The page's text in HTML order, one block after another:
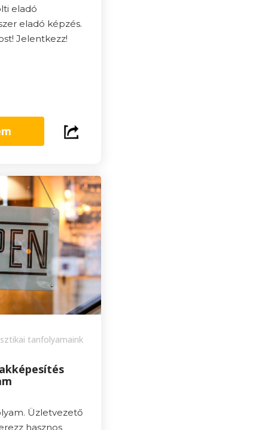
eladó
eladó képzés.
Jelentkezz!
tanfolyamaink
Üzletvezető
hasznos